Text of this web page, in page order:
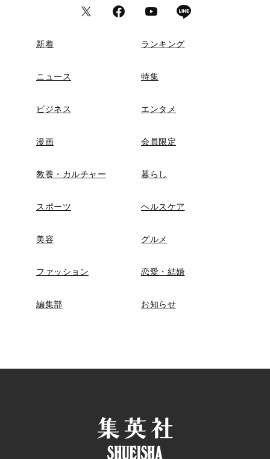
新着 ランキング
ニュース 特集
ビジネス エンタメ
漫画 会員限定
教養・カルチャー 暮らし
スポーツ ヘルスケア
美容 グルメ
ファッション 恋愛・結婚
編集部 お知らせ